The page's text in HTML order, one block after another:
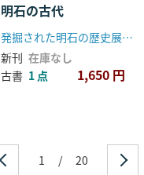
明石の古代
発掘された明石の歴史展実行委員会
新刊 在庫なし
古書 1 点 1,650 円
1 / 20